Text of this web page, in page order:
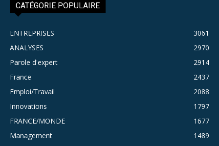
CATÉGORIE POPULAIRE
ENTREPRISES
3061
ANALYSES
2970
Parole d'expert
2914
France
2437
Emploi/Travail
2088
Innovations
1797
FRANCE/MONDE
1677
Management
1489